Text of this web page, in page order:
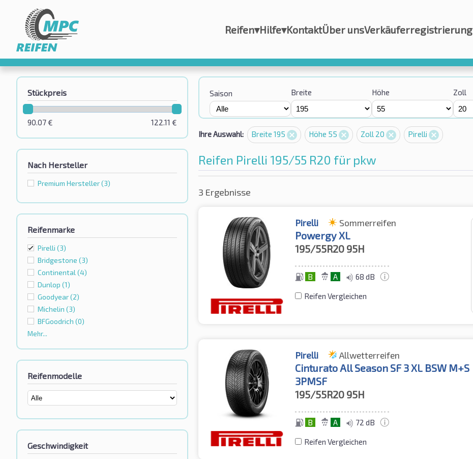
Reifen▾Hilfe▾KontaktÜber unsVerkäuferregistrierung
Stückpreis
122.11 €
90.07€
Nach Hersteller
Premium Hersteller(3)
Reifenmarke
Pirelli (3)
Bridgestone (3)
Continental (4)
Dunlop (1)
Goodyear(2)
Michelin (3)
BFGoodrich (0)
Mehr...
Reifenmodelle
Geschwindigkeit
Saison Breite Höhe Zoll
Ihre Auswahl: Breite 195 Höhe 55 Zoll 20 Pirelli
Reifen Pirelli 195/55 R20 für pkw
3 Ergebnisse
Pirelli Sommerreifen
Powergy XL
195/55R20 95H
B A 68 dB
Reifen Vergleichen
Pirelli Allwetterreifen
Cinturato All Season SF 3 XL BSW M+S
3PMSF
195/55R20 95H
B A 72 dB
Reifen Vergleichen